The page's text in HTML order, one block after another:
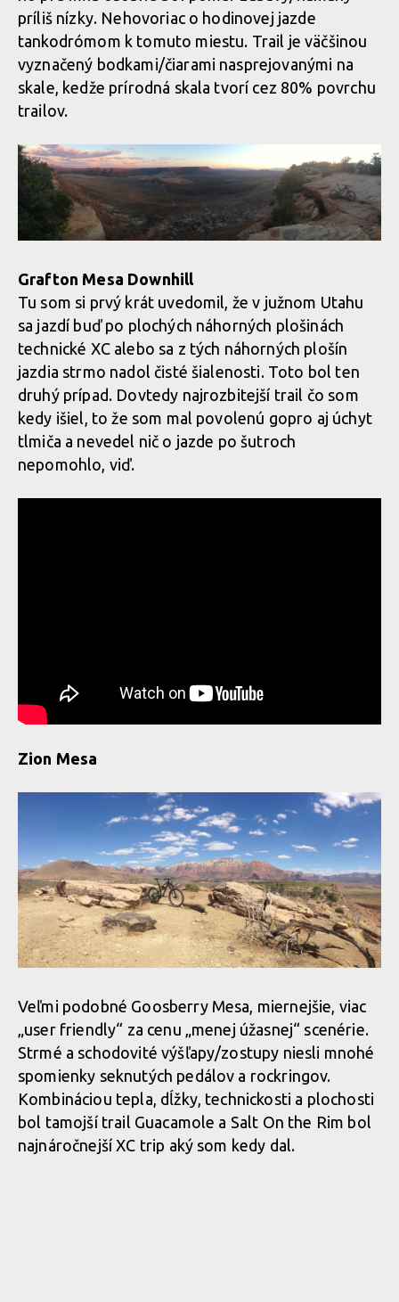
príliš nízky. Nehovoriac o hodinovej jazde
tankodrómom k tomuto miestu. Trail je väčšinou
vyznačený bodkami/čiarami nasprejovanými na
skale, kedže prírodná skala tvorí cez 80% povrchu
trailov.
Grafton Mesa Downhill
Tu som si prvý krát uvedomil, že v južnom Utahu
sa jazdí buď po plochých náhorných plošinách
technické XC alebo sa z tých náhorných plošín
jazdia strmo nadol čisté šialenosti. Toto bol ten
druhý prípad. Dovtedy najrozbitejší trail čo som
kedy išiel, to že som mal povolenú gopro aj úchyt
tlmiča a nevedel nič o jazde po šutroch
nepomohlo, viď.
Zion Mesa
Veľmi podobné Goosberry Mesa, miernejšie, viac
„user friendly“ za cenu „menej úžasnej“ scenérie.
Strmé a schodovité výšľapy/zostupy niesli mnohé
spomienky seknutých pedálov a rockringov.
Kombináciou tepla, dĺžky, technickosti a plochosti
bol tamojší trail Guacamole a Salt On the Rim bol
najnáročnejší XC trip aký som kedy dal.